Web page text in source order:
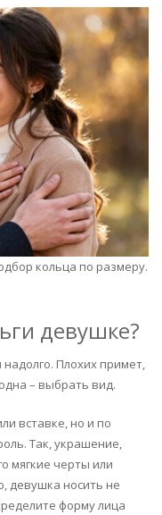
кольца по размеру.
девушке?
Плохих примет,
– выбрать вид.
вставке, но и по
Так, украшение,
мягкие черты или
девушка носить не
форму лица